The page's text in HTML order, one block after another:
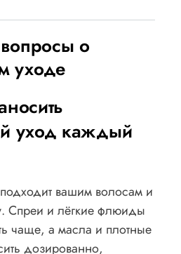
о
уходе
уход каждый
вашим волосам и
Спреи и лёгкие флюиды
чаще, а масла и плотные
дозированно,